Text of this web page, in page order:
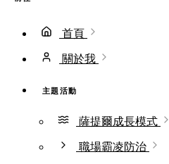
首頁
關於我
主題活動
薩提爾成長模式
職場霸凌防治